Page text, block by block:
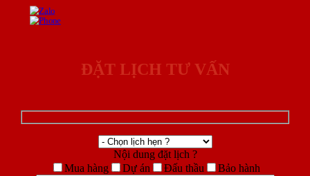
ĐẶT LỊCH TƯ VẤN
Nội dung đặt lịch ?
Mua hàng
Dự án Đấu thầu Bảo hành